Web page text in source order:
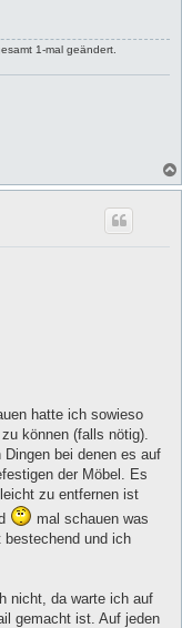
1-mal geändert.
hatte ich sowieso
können (falls nötig).
bei denen es auf
der Möbel. Es
zu entfernen ist
mal schauen was
und ich
nicht, da warte ich auf
gemacht ist. Auf jeden